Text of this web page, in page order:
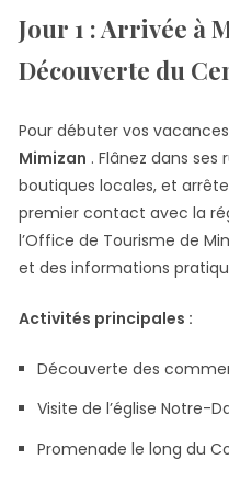
Jour 1 : Arrivée à
Découverte du
Pour débuter vos
Mimizan . Flânez dans
boutiques locales, et
premier contact avec la
l’Office de Tourisme de
et des informations
Activités principales :
Découverte des
Visite de l’église Notre-
Promenade le long du